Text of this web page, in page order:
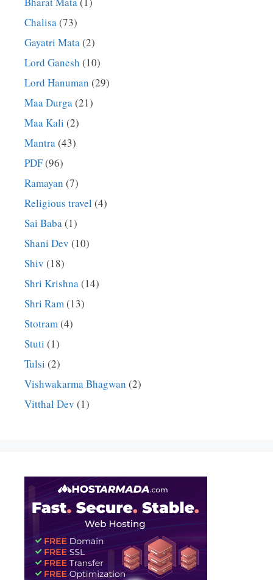
Chalisa(73)
Gayatri Mata(2)
Lord Ganesh (10)
Lord Hanuman (29)
Maa Durga(21)
Maa Kali (2)
Mantra(43)
PDF(96)
Ramayan (7)
Religious travel (4)
Sai Baba(1)
Shani Dev (10)
Shiv (18)
Shri Krishna(14)
Shri Ram(13)
Stotram(4)
Stuti (1)
Tulsi (2)
Vishwakarma Bhagwan (2)
Vitthal Dev (1)